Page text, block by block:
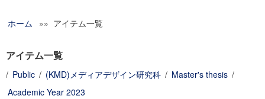
グローバルリサーチインスティテュート
科学研究費補助金研究成果報告書
慶應義塾大学グローバルCOEプログラム市民社会ガバナンス
慶應義塾大学グローバルCOEプログラム論理と感性の先端的
ホーム »» アイテム一覧
アイテム一覧
/ Public / (KMD)メディアデザイン研究科 / Master's thesis /
Academic Year 2023